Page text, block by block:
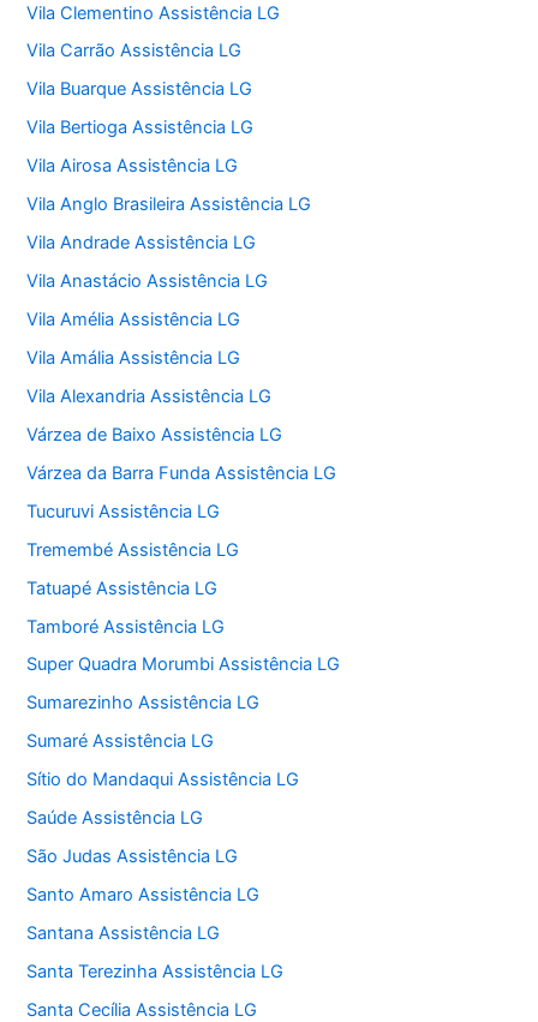
Vila Clementino Assistência LG
Vila Carrão Assistência LG
Vila Buarque Assistência LG
Vila Bertioga Assistência LG
Vila Airosa Assistência LG
Vila Anglo Brasileira Assistência LG
Vila Andrade Assistência LG
Vila Anastácio Assistência LG
Vila Amélia Assistência LG
Vila Amália Assistência LG
Vila Alexandria Assistência LG
Várzea de Baixo Assistência LG
Várzea da Barra Funda Assistência LG
Tucuruvi Assistência LG
Tremembé Assistência LG
Tatuapé Assistência LG
Tamboré Assistência LG
Super Quadra Morumbi Assistência LG
Sumarezinho Assistência LG
Sumaré Assistência LG
Sítio do Mandaqui Assistência LG
Saúde Assistência LG
São Judas Assistência LG
Santo Amaro Assistência LG
Santana Assistência LG
Santa Terezinha Assistência LG
Santa Cecília Assistência LG